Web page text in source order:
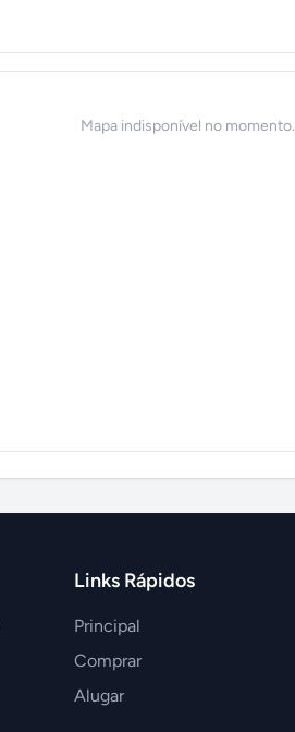
Mapa indisponível no momento.
Links Rápidos
Principal
Comprar
Alugar